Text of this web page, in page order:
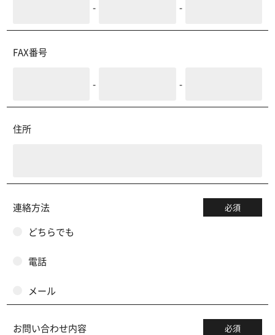
- -
FAX番号
- -
住所
連絡方法 必須
どちらでも
電話
メール
お問い合わせ内容 必須